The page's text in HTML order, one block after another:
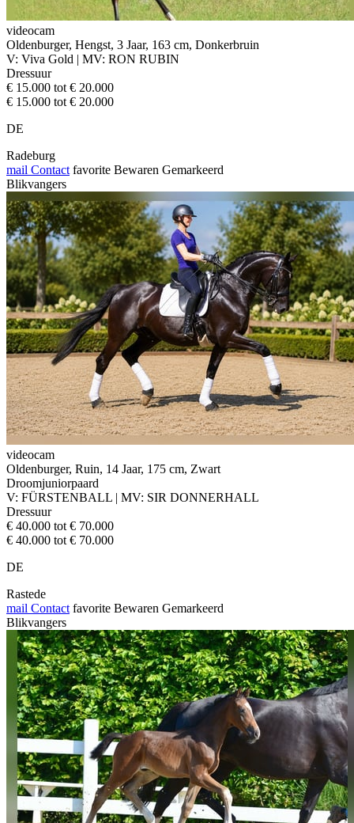
videocam
Oldenburger, Hengst, 3 Jaar, 163 cm, Donkerbruin
V: Viva Gold | MV: RON RUBIN
Dressuur
€ 15.000 tot € 20.000
€ 15.000 tot € 20.000
DE
Radeburg
mail Contact favorite Bewaren Gemarkeerd
Blikvangers
videocam
Oldenburger, Ruin, 14 Jaar, 175 cm, Zwart
Droomjuniorpaard
V: FÜRSTENBALL | MV: SIR DONNERHALL
Dressuur
€ 40.000 tot € 70.000
€ 40.000 tot € 70.000
DE
Rastede
mail Contact favorite Bewaren Gemarkeerd
Blikvangers